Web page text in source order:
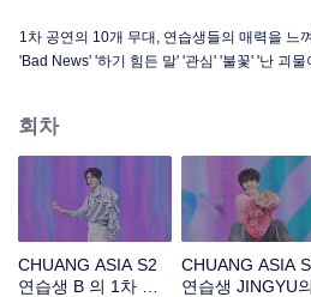
1차 공연의 10개 무대, 연습생들의 매력을 느
'Bad News' '하기 힘든 말' '관심' '불꽃' '난 괴
회차
CHUANG ASIA S2
연습생 B 의 1차 공
CHUANG ASIA
연습생 JINGYU의